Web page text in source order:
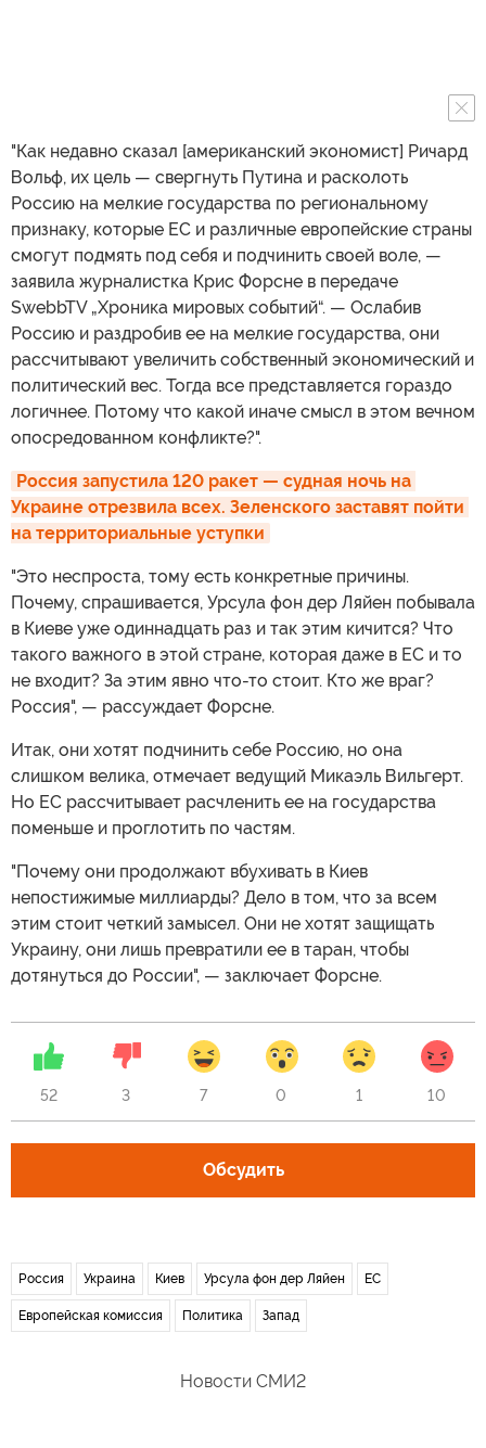
"Как недавно сказал [американский экономист] Ричард
Вольф, их цель — свергнуть Путина и расколоть
Россию на мелкие государства по региональному
признаку, которые ЕС и различные европейские страны
смогут подмять под себя и подчинить своей воле, —
заявила журналистка Крис Форсне в передаче
SwebbTV „Хроника мировых событий“. — Ослабив
Россию и раздробив ее на мелкие государства, они
рассчитывают увеличить собственный экономический и
политический вес. Тогда все представляется гораздо
логичнее. Потому что какой иначе смысл в этом вечном
опосредованном конфликте?".
Россия запустила 120 ракет — судная ночь на
Украине отрезвила всех. Зеленского заставят пойти
на территориальные уступки
"Это неспроста, тому есть конкретные причины.
Почему, спрашивается, Урсула фон дер Ляйен побывала
в Киеве уже одиннадцать раз и так этим кичится? Что
такого важного в этой стране, которая даже в ЕС и то
не входит? За этим явно что-то стоит. Кто же враг?
Россия", — рассуждает Форсне.
Итак, они хотят подчинить себе Россию, но она
слишком велика, отмечает ведущий Микаэль Вильгерт.
Но ЕС рассчитывает расчленить ее на государства
поменьше и проглотить по частям.
"Почему они продолжают вбухивать в Киев
непостижимые миллиарды? Дело в том, что за всем
этим стоит четкий замысел. Они не хотят защищать
Украину, они лишь превратили ее в таран, чтобы
дотянуться до России", — заключает Форсне.
52 3 7 0 1 10
Обсудить
Россия Украина Киев Урсула фон дер Ляйен ЕС
Европейская комиссия Политика Запад
Новости СМИ2